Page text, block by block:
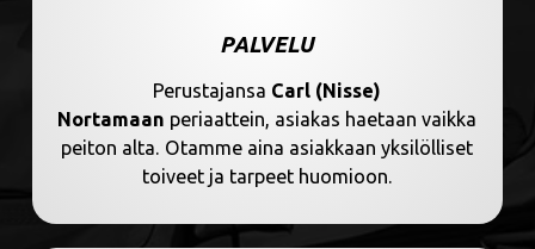
PALVELU
Perustajansa Carl (Nisse)
Nortamaan periaattein, asiakas haetaan vaikka
peiton alta. Otamme aina asiakkaan yksilölliset
toiveet ja tarpeet huomioon.